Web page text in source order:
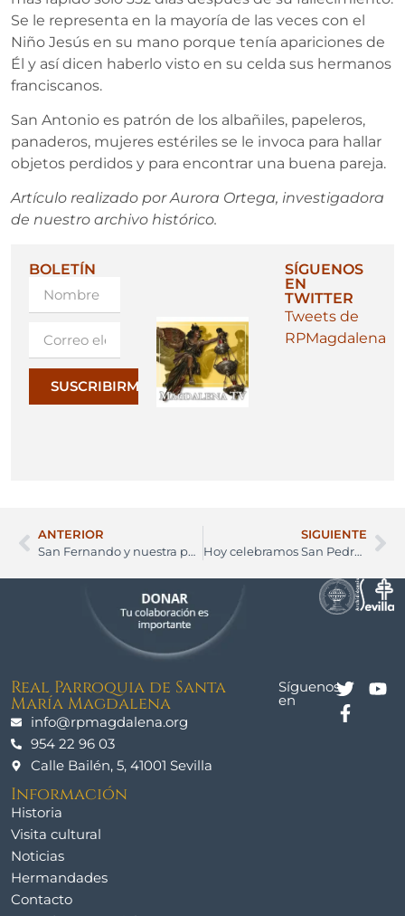
Se le representa en la mayoría de las veces con el
Niño Jesús en su mano porque tenía apariciones de
Él y así dicen haberlo visto en su celda sus hermanos
franciscanos.
San Antonio es patrón de los albañiles, papeleros,
panaderos, mujeres estériles se le invoca para hallar
objetos perdidos y para encontrar una buena pareja.
Artículo realizado por Aurora Ortega, investigadora
de nuestro archivo histórico.
BOLETÍN
SUSCRIBIRME
SÍGUENOS
EN
TWITTER
Tweets de
RPMagdalena
ANTERIOR
San Fernando y nuestra parroquia
SIGUIENTE
Hoy celebramos San Pedro y San Pablo
Real Parroquia de Santa
María Magdalena
info@rpmagdalena.org
954 22 96 03
Calle Bailén, 5, 41001 Sevilla
Síguenos
en
Información
Historia
Visita cultural
Noticias
Hermandades
Contacto